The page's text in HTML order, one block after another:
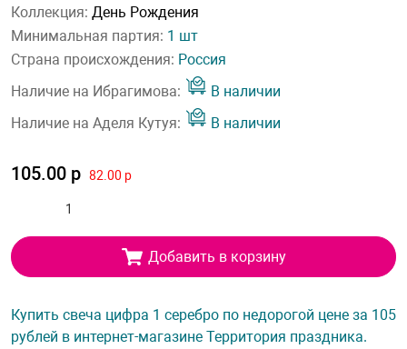
Коллекция: День Рождения
Минимальная партия: 1 шт
Страна происхождения: Россия
Наличие на Ибрагимова:
В наличии
Наличие на Аделя Кутуя:
В наличии
105.00 р 82.00 р
Добавить в корзину
Купить свеча цифра 1 серебро по недорогой цене за 105
рублей в интернет-магазине Территория праздника.